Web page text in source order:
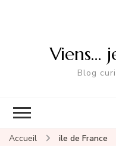
Viens…
Blog
Accueil ile de France